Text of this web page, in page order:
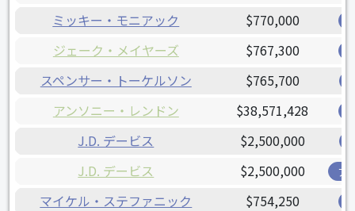
ミッキー・モニアック
$770,000
ジェーク・メイヤーズ $767,300
スペンサー・トーケルソン $765,700
アンソニー・レンドン $38,571,428
J.D. デービス $2,500,000
J.D. デービス $2,500,000 ア
マイケル・ステファニック $754,250